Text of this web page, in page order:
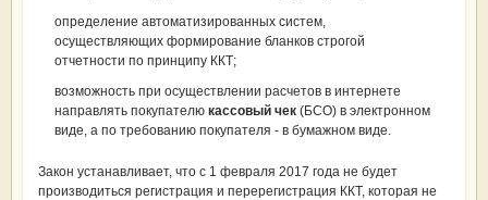
определение автоматизированных систем,
осуществляющих формирование бланков строгой
отчетности по принципу ККТ;
возможность при осуществлении расчетов в интернете
направлять покупателю кассовый чек (БСО) в электронном
виде, а по требованию покупателя - в бумажном виде.
Закон устанавливает, что с 1 февраля 2017 года не будет
производиться регистрация и перерегистрация ККТ, которая не